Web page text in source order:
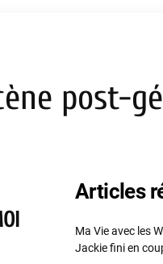
post-
Articles
Ma Vie avec les
Jackie fini en